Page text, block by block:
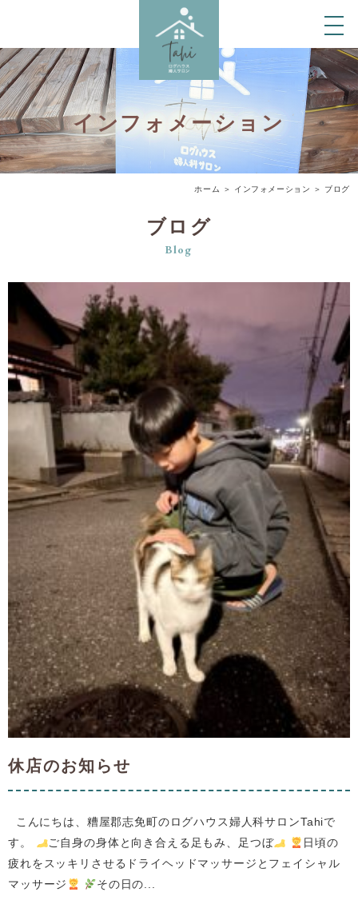
インフォメーション
ホーム ＞ インフォメーション ＞ ブログ
ブログ
Blog
休店のお知らせ
こんにちは、糟屋郡志免町のログハウス婦人科サロンTahiで
す。
ご自身の身体と向き合える足もみ、足つぼ
日頃の
疲れをスッキリさせるドライヘッドマッサージとフェイシャル
マッサージ
その日の...